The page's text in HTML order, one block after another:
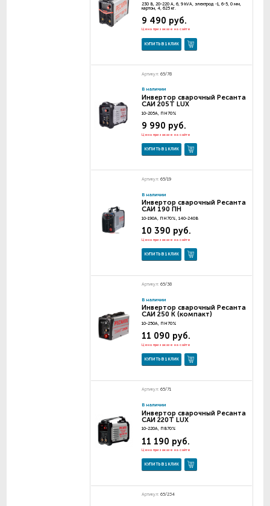
230 В, 20-220 А, 6, 9 kVA, электрод -1, 6-5, 0 мм,
картон, 4, 625 кг.
9 490 руб.
Цена при заказе на сайте
КУПИТЬ В 1 КЛИК
Артикул: 65/78
В наличии
Инвертор сварочный Ресанта
САИ 205T LUX
10-205А, ПН70%
9 990 руб.
Цена при заказе на сайте
КУПИТЬ В 1 КЛИК
Артикул: 65/19
В наличии
Инвертор сварочный Ресанта
САИ 190 ПН
10-190А, ПН70%, 140-240В
10 390 руб.
Цена при заказе на сайте
КУПИТЬ В 1 КЛИК
Артикул: 65/38
В наличии
Инвертор сварочный Ресанта
САИ 250 К (компакт)
10-250А, ПН70%
11 090 руб.
Цена при заказе на сайте
КУПИТЬ В 1 КЛИК
Артикул: 65/71
В наличии
Инвертор сварочный Ресанта
САИ 220T LUX
10-220А, ПВ70%
11 190 руб.
Цена при заказе на сайте
КУПИТЬ В 1 КЛИК
Артикул: 65/234